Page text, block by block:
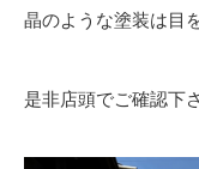
晶のような塗装は目
是非店頭でご確認下